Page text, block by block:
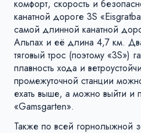
комфорт, скорость и
канатной дороге 3S
самой длинной канатной
Альпах и её длина 4,7 км.
тяговый трос (поэтому «3S»)
плавность хода и
промежуточной станции
ехать выше, а можно выйти и
«Gamsgarten».
Также по всей горнолыжной